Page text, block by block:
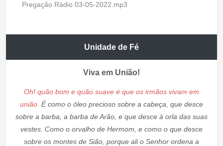
Pregação Rádio 03-05-2022.mp3
Unidade de Fé
Viva em União!
Oh! quão bom e quão suave é que os irmãos vivam em
união. É como o óleo precioso sobre a cabeça, que desce
sobre a barba, a barba de Arão, e que desce à orla das suas
vestes. Como o orvalho de Hermom, e como o que desce
sobre os montes de Sião, porque ali o Senhor ordena a